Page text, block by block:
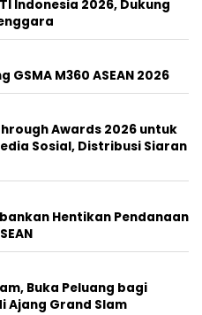
Indonesia 2026, Dukung
M360 ASEAN 2026
Awards 2026 untuk
Sosial, Distribusi Siaran
Hentikan Pendanaan
Buka Peluang bagi
Ajang Grand Slam